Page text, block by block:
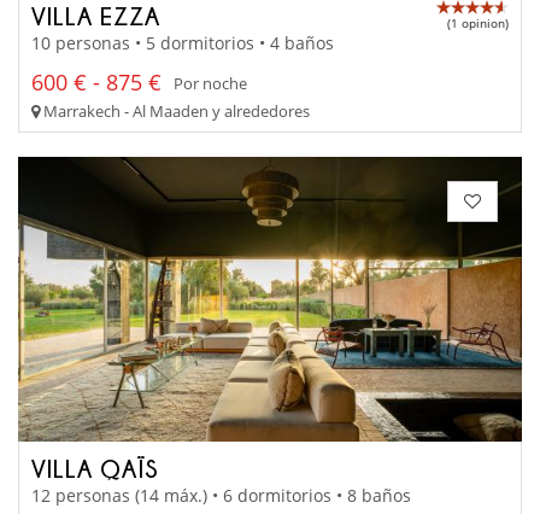
VILLA EZZA (1 opinion)
10 personas • 5 dormitorios • 4 baños
600 € - 875 €
Por noche
Marrakech - Al Maaden y alrededores
VILLA QAÏS
12 personas (14 máx.) • 6 dormitorios • 8 baños